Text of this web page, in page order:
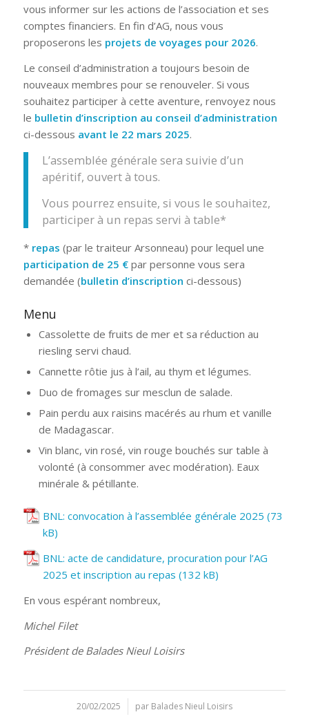
vous informer sur les actions de l’association et ses
comptes financiers. En fin d’AG, nous vous
proposerons les projets de voyages pour 2026.
Le conseil d’administration a toujours besoin de
nouveaux membres pour se renouveler. Si vous
souhaitez participer à cette aventure, renvoyez nous
le bulletin d’inscription au conseil d’administration
ci-dessous avant le 22 mars 2025.
L’assemblée générale sera suivie d’un
apéritif, ouvert à tous.
Vous pourrez ensuite, si vous le souhaitez,
participer à un repas servi à table*
* repas (par le traiteur Arsonneau) pour lequel une
participation de 25 €par personne vous sera
demandée (bulletin d’inscription ci-dessous)
Menu
Cassolette de fruits de mer et sa réduction au
riesling servi chaud.
Cannette rôtie jus à l’ail, au thym et légumes.
Duo de fromages sur mesclun de salade.
Pain perdu aux raisins macérés au rhum et vanille
de Madagascar.
Vin blanc, vin rosé, vin rouge bouchés sur table à
volonté (à consommer avec modération). Eaux
minérale & pétillante.
BNL: convocation à l’assemblée générale 2025
BNL: acte de candidature, procuration pour l’AG
2025 et inscription au repas
En vous espérant nombreux,
Michel Filet
Président de Balades Nieul Loisirs
20/02/2025
/ par Balades Nieul Loisirs